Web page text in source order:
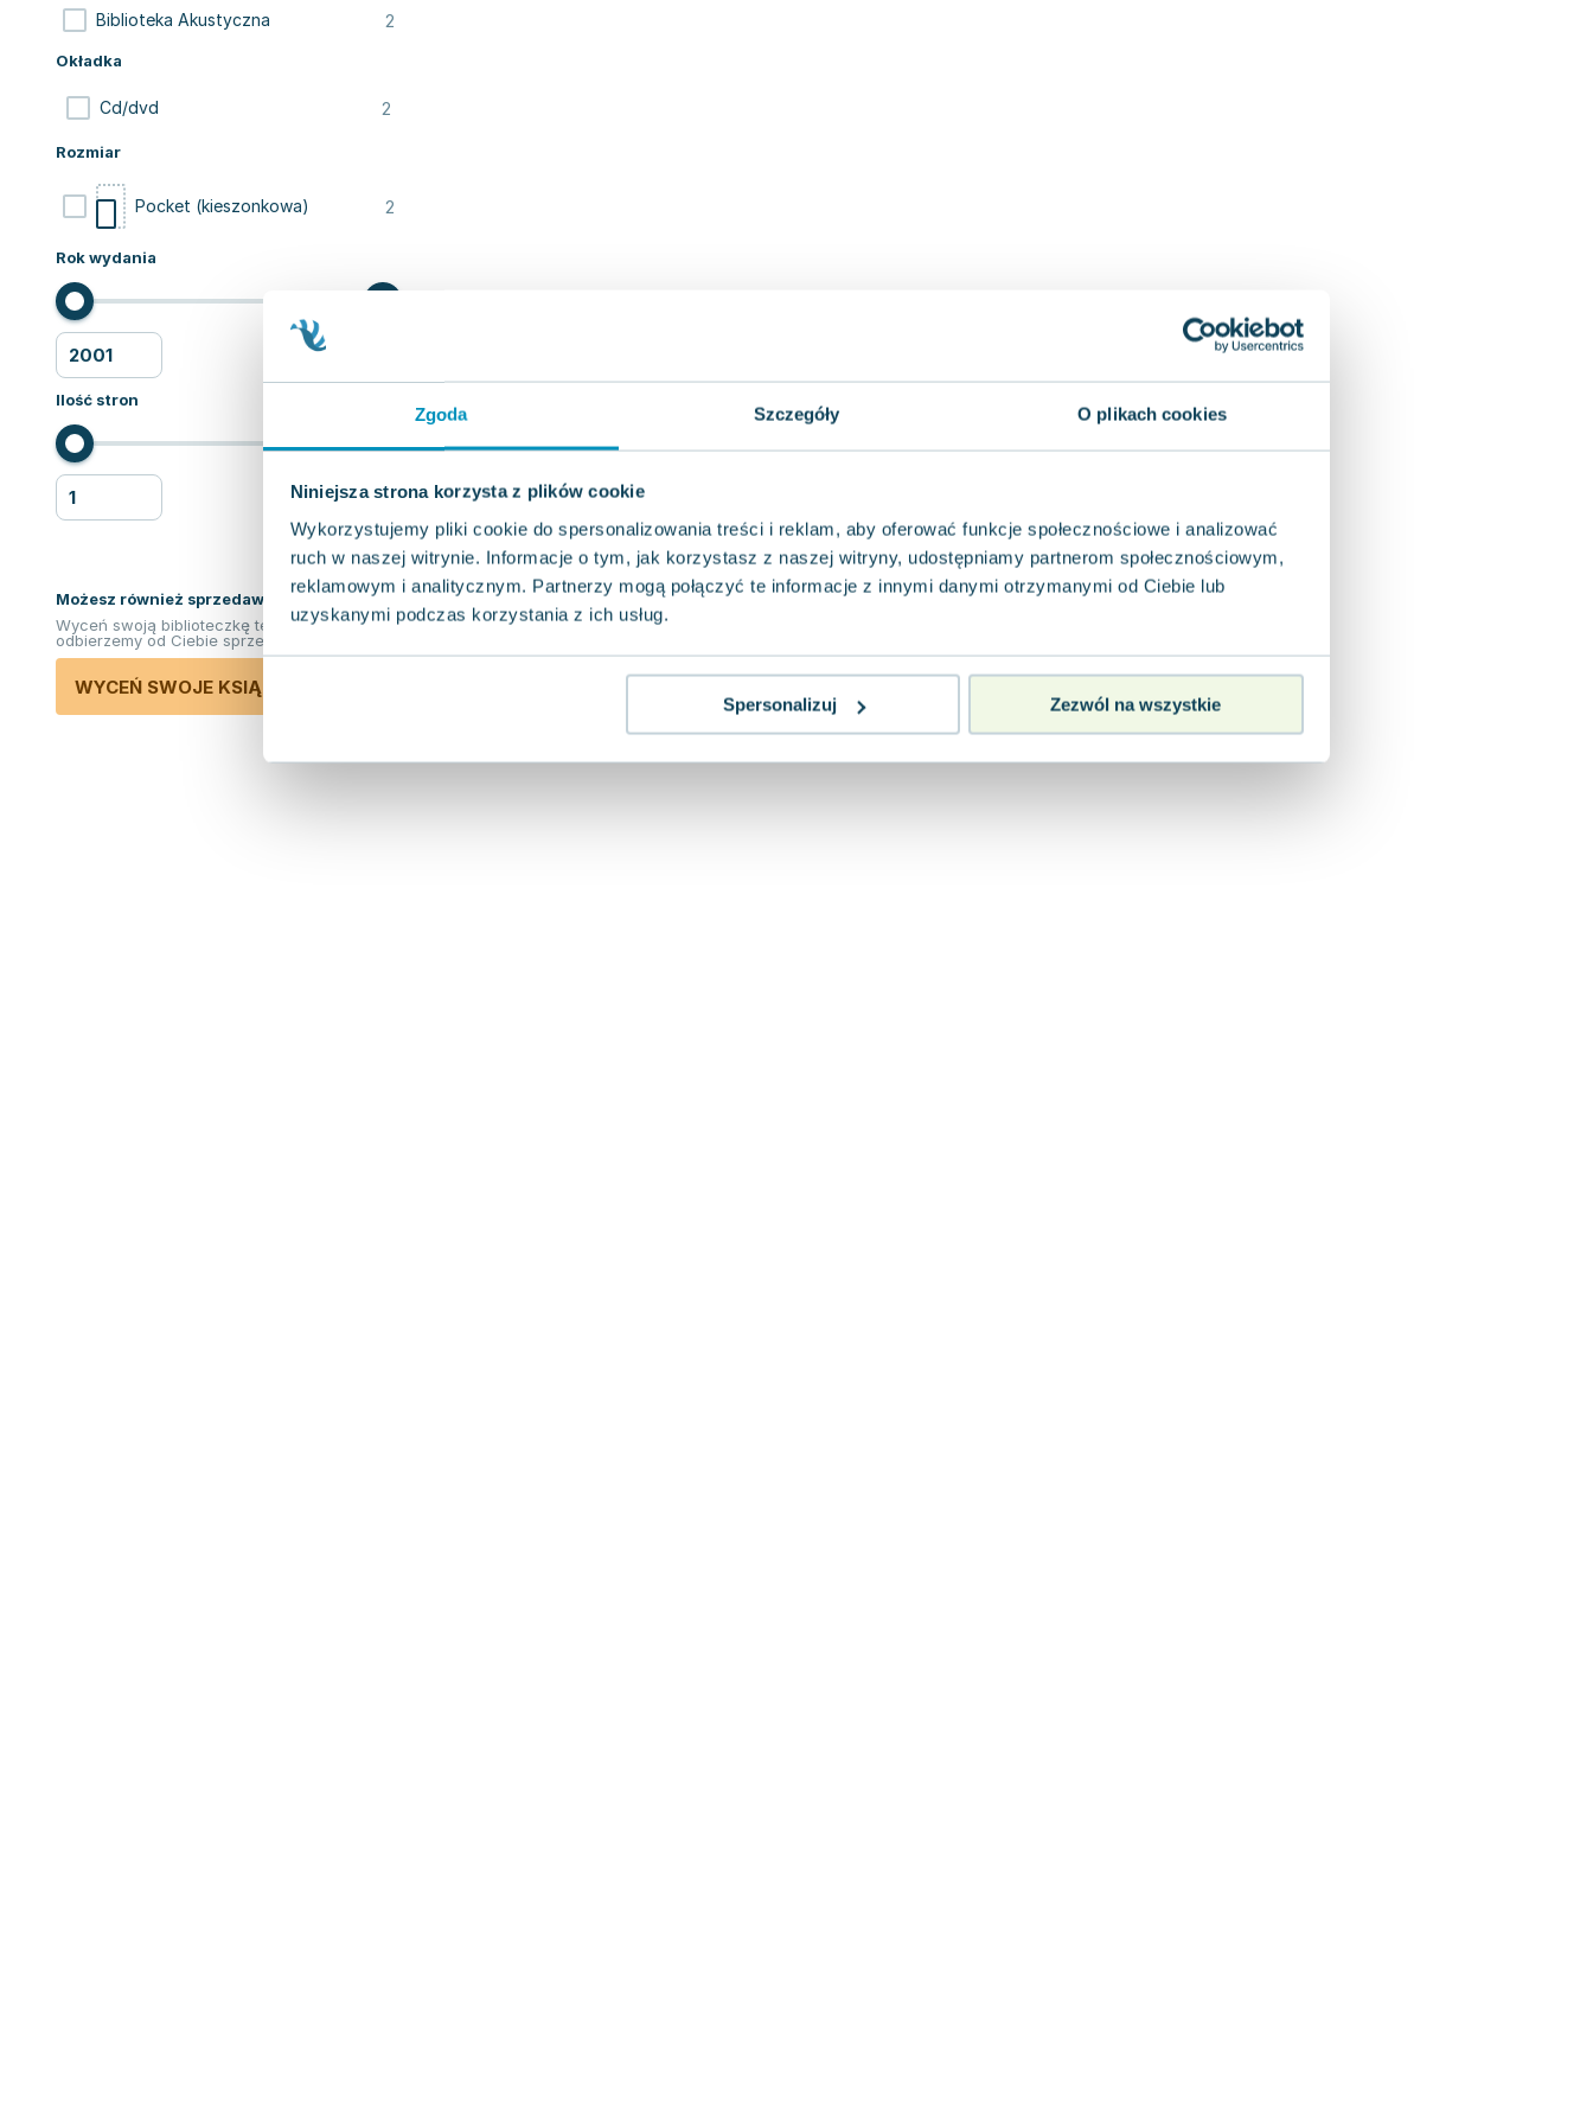
Zgoda Szczegóły O plikach cookies
Niniejsza strona korzysta z plików cookie
Wykorzystujemy pliki cookie do spersonalizowania treści i reklam, aby oferować funkcje społecznościowe i analizować
ruch w naszej witrynie. Informacje o tym, jak korzystasz z naszej witryny, udostępniamy partnerom społecznościowym,
reklamowym i analitycznym. Partnerzy mogą połączyć te informacje z innymi danymi otrzymanymi od Ciebie lub
uzyskanymi podczas korzystania z ich usług.
Spersonalizuj Zezwól na wszystkie
Biblioteka Akustyczna 2
Okładka
Cd/dvd 2
Rozmiar
Pocket (kieszonkowa) 2
Rok wydania
Ilość stron
Możesz również sprzedawać ksiązki!
Wyceń swoją biblioteczkę teraz. Odkupimy i
odbierzemy od Ciebie sprzedane książki.
WYCEŃ SWOJE KSIĄŻKI